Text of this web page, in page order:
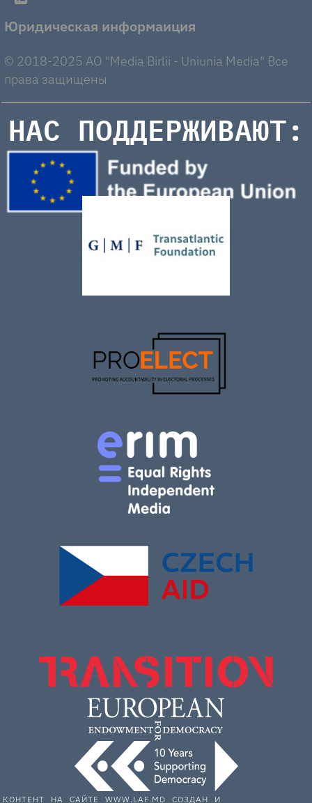
Юридическая информаиция
© 2018-2025 AO "Media Birlii - Uniunia Media" Все
права защищены
НАС ПОДДЕРЖИВАЮТ:
КОНТЕНТ НА САЙТЕ WWW.LAF.MD СОЗДАН И